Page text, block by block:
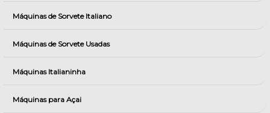
Máquinas de Sorvete Italiano
Máquinas de Sorvete Usadas
Máquinas Italianinha
Máquinas para Açai